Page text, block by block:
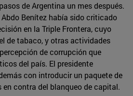
de Argentina un mes después.
Benítez había sido criticado
en la Triple Frontera, cuyo
de tabaco, y otras actividades
de corrupción que
del país. El presidente
con introducir un paquete de
contra del blanqueo de capital.